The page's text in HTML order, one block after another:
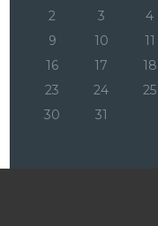
2
3 4
9
10 11
16
17 18
23
24 25
30
31